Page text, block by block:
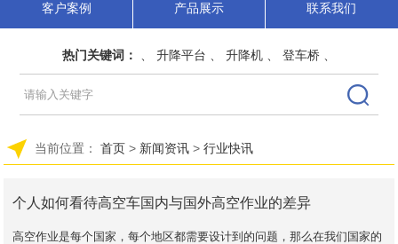
客户案例 产品展示 联系我们
热门关键词： 升降平台 升降机 登车桥
当前位置： 首页 > 新闻资讯 >行业快讯
个人如何看待高空车国内与国外高空作业的差异
高空作业是每个国家，每个地区都需要设计到的问题，那么在我们国家的